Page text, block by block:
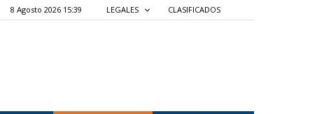
8 Agosto 2026 15:39 LEGALES CLASIFICADOS